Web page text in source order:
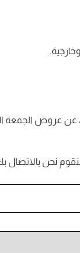
عروض الجمعة
نحن بالاتصال